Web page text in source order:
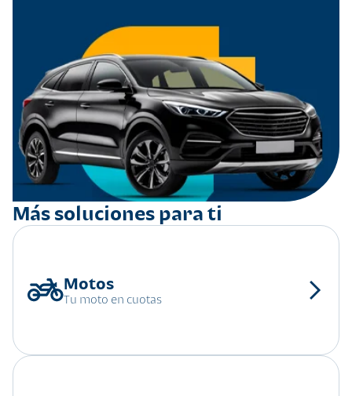
Más soluciones para ti
Tu moto en cuotas